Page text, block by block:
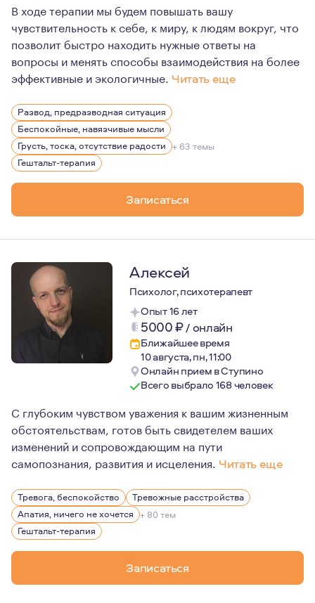
В ходе терапии мы будем повышать вашу
чувствительность к себе, к миру, к людям вокруг, что
позволит быстро находить нужные ответы на
вопросы и менять способы взаимодействия на более
эффективные и экологичные. Читать еще
Кроме частной практики , я также веду групповые
Развод, предразводная ситуация
Беспокойные, навязчивые мысли
Грусть, тоска, отсутствие радости + 63 темы
Гештальт-терапия
Записаться
Алексей
Психолог, психотерапевт
Опыт 16 лет
5000₽/ онлайн
Ближайшее время
10 августа, пн, 11:00
Онлайн прием в Ступино
Всего выбрало 168 человек
С глубоким чувством уважения к вашим жизненным
обстоятельствам, готов быть свидетелем ваших
изменений и сопровождающим на пути
самопознания, развития и исцеления. Читать еще
Осмысляя свою жизнь, я понимаю, что мои личные
Тревога, беспокойство
Тревожные расстройства
Апатия, ничего не хочется + 80 тем
Гештальт-терапия
Записаться